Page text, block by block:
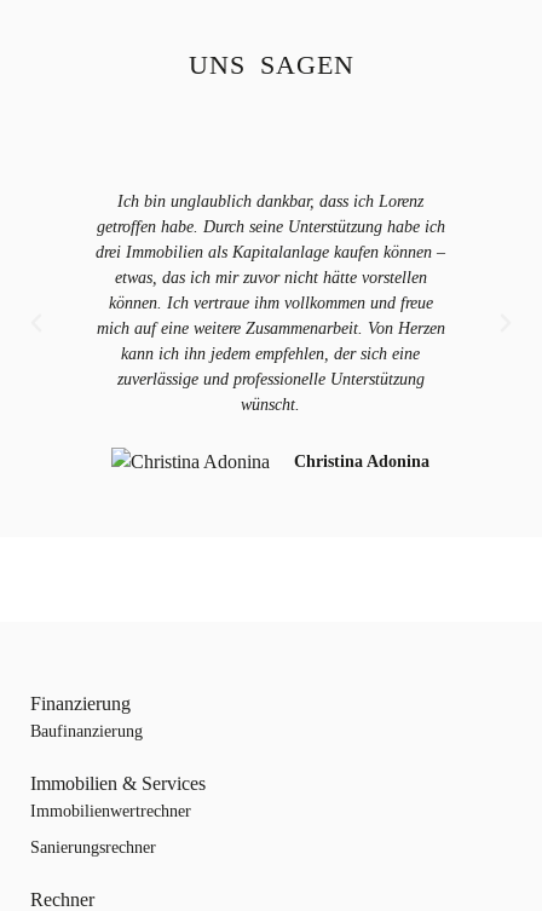
UNS SAGEN
Ich bin unglaublich dankbar, dass ich Lorenz
getroffen habe. Durch seine Unterstützung habe ich
drei Immobilien als Kapitalanlage kaufen können –
etwas, das ich mir zuvor nicht hätte vorstellen
können. Ich vertraue ihm vollkommen und freue
mich auf eine weitere Zusammenarbeit. Von Herzen
kann ich ihn jedem empfehlen, der sich eine
zuverlässige und professionelle Unterstützung
wünscht.
Christina Adonina
Finanzierung
Baufinanzierung
Immobilien & Services
Immobilienwertrechner
Sanierungsrechner
Rechner